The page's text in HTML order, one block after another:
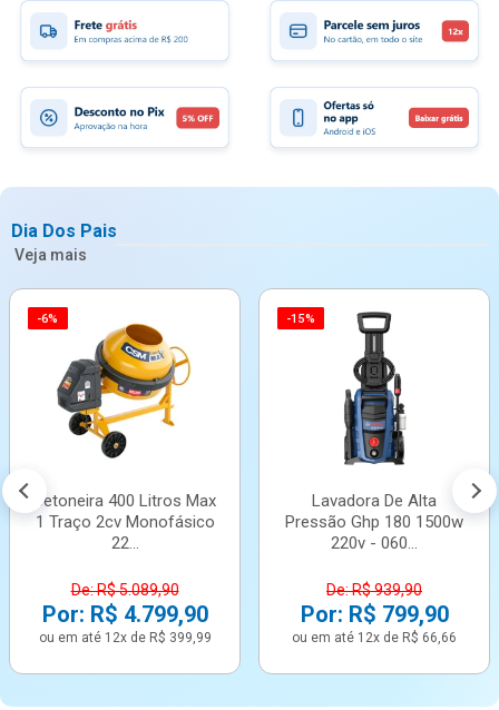
Dia Dos Pais
Veja mais
-6%
Betoneira 400 Litros Max
1 Traço 2cv Monofásico
22...
De: R$ 5.089,90
Por: R$ 4.799,90
ou em até 12x de R$ 399,99
-15%
Lavadora De Alta
Pressão Ghp 180 1500w
220v - 060...
De: R$ 939,90
Por: R$ 799,90
ou em até 12x de R$ 66,66